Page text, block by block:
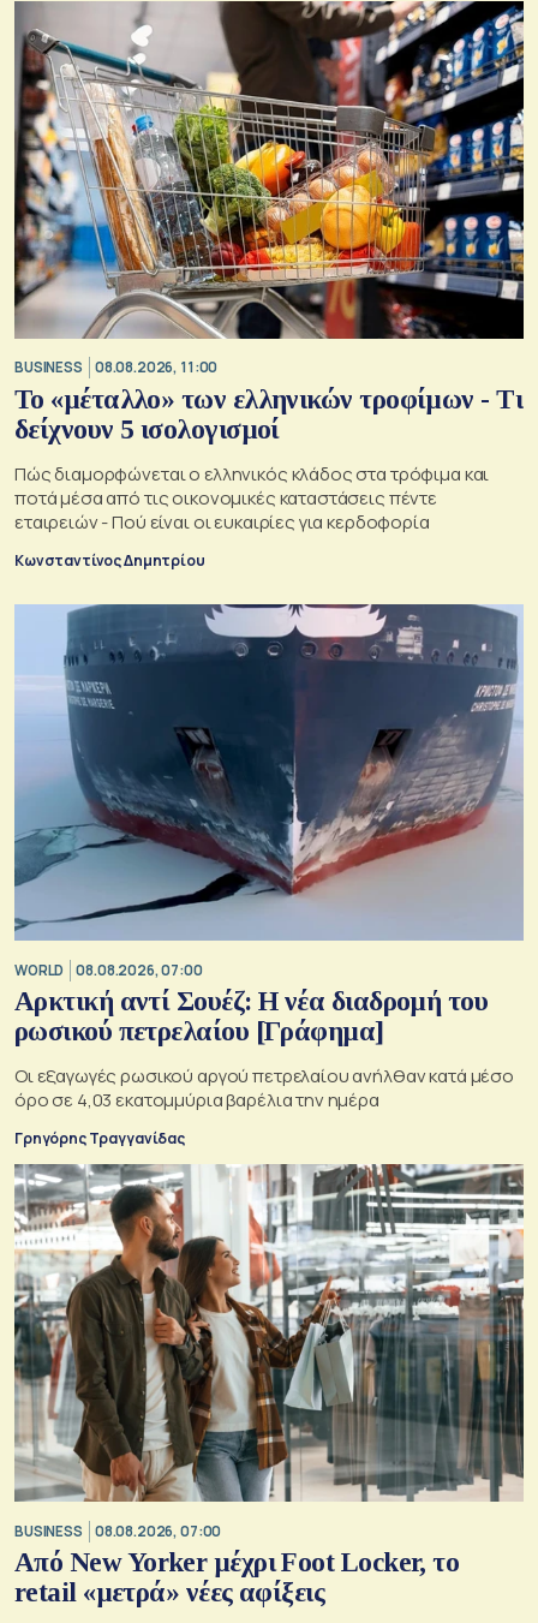
BUSINESS 08.08.2026, 11:00
Το «μέταλλο» των ελληνικών τροφίμων - Τι
δείχνουν 5 ισολογισμοί
Πώς διαμορφώνεται ο ελληνικός κλάδος στα τρόφιμα και
ποτά μέσα από τις οικονομικές καταστάσεις πέντε
εταιρειών - Πού είναι οι ευκαιρίες για κερδοφορία
Κωνσταντίνος Δημητρίου
WORLD 08.08.2026, 07:00
Αρκτική αντί Σουέζ: Η νέα διαδρομή του
ρωσικού πετρελαίου [Γράφημα]
Οι εξαγωγές ρωσικού αργού πετρελαίου ανήλθαν κατά μέσο
όρο σε 4,03 εκατομμύρια βαρέλια την ημέρα
Γρηγόρης Τραγγανίδας
BUSINESS 08.08.2026, 07:00
Από New Yorker μέχρι Foot Locker, το
retail «μετρά» νέες αφίξεις